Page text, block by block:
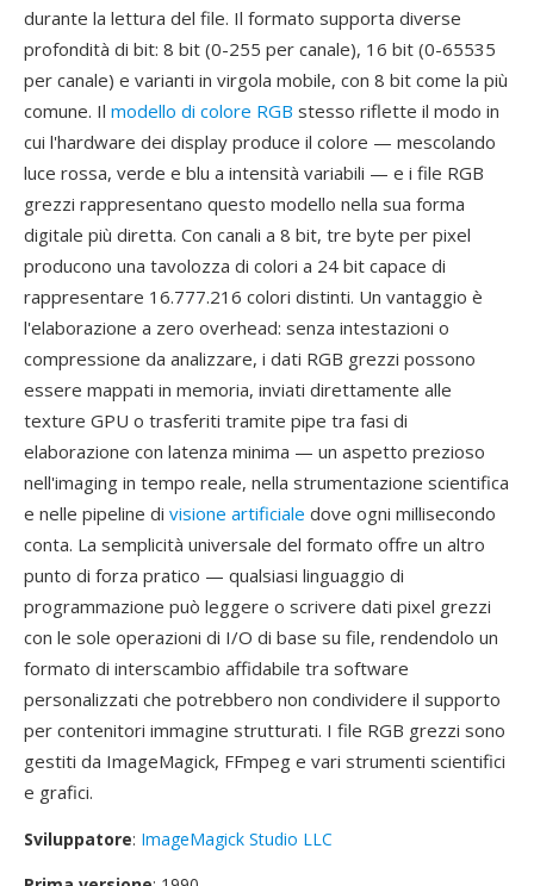
durante la lettura del file. Il formato supporta diverse
profondità di bit: 8 bit (0-255 per canale), 16 bit (0-65535
per canale) e varianti in virgola mobile, con 8 bit come la più
comune. Il modello di colore RGB stesso riflette il modo in
cui l'hardware dei display produce il colore — mescolando
luce rossa, verde e blu a intensità variabili — e i file RGB
grezzi rappresentano questo modello nella sua forma
digitale più diretta. Con canali a 8 bit, tre byte per pixel
producono una tavolozza di colori a 24 bit capace di
rappresentare 16.777.216 colori distinti. Un vantaggio è
l'elaborazione a zero overhead: senza intestazioni o
compressione da analizzare, i dati RGB grezzi possono
essere mappati in memoria, inviati direttamente alle
texture GPU o trasferiti tramite pipe tra fasi di
elaborazione con latenza minima — un aspetto prezioso
nell'imaging in tempo reale, nella strumentazione scientifica
e nelle pipeline di visione artificiale dove ogni millisecondo
conta. La semplicità universale del formato offre un altro
punto di forza pratico — qualsiasi linguaggio di
programmazione può leggere o scrivere dati pixel grezzi
con le sole operazioni di I/O di base su file, rendendolo un
formato di interscambio affidabile tra software
personalizzati che potrebbero non condividere il supporto
per contenitori immagine strutturati. I file RGB grezzi sono
gestiti da ImageMagick, FFmpeg e vari strumenti scientifici
e grafici.
Sviluppatore: ImageMagick Studio LLC